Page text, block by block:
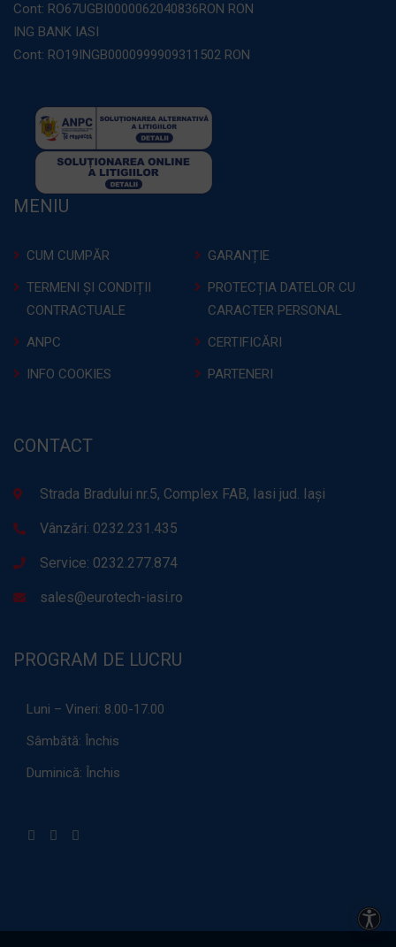
Cont: RO67UGBI0000062040836RON RON
ING BANK IASI
Cont: RO19INGB0000999909311502 RON
MENIU
CUM CUMPĂR
GARANȚIE
TERMENI ȘI CONDIȚII
CONTRACTUALE
PROTECȚIA DATELOR CU
CARACTER PERSONAL
ANPC
CERTIFICĂRI
INFO COOKIES
PARTENERI
CONTACT
Strada Bradului nr.5, Complex FAB, Iasi jud. Iași
Vânzări: 0232.231.435
Service: 0232.277.874
sales@eurotech-iasi.ro
PROGRAM DE LUCRU
Luni – Vineri: 8.00-17.00
Sâmbătă: Închis
Duminică: Închis